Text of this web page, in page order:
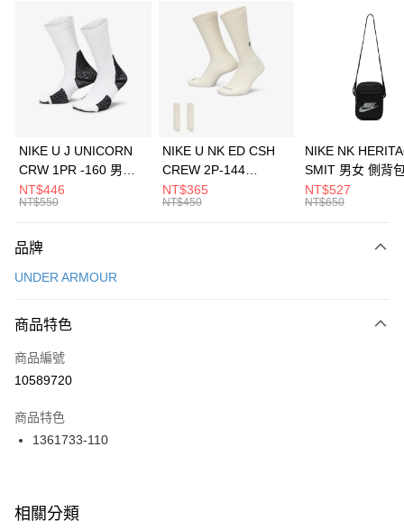
3 期 0 利率 每期 21家銀行
合作金庫商業銀行
第一商業銀行
華南商業銀行
彰化商業銀行
上海商業儲蓄銀行
元大商業銀行
台灣樂天信用卡公司
Apple Pay
全盈+PAY
AFTEE先享後付
【關於「AFTEE先享後付」】
便利好安心！
３．安心：先確認商品／服務後，再付款。
【「AFTEE先享後付」結帳流程】
１．於結帳方式選擇「AFTEE先享後付」後，將跳轉至「AFTEE先享後付」
２．訂單成立數日內，您將收到繳費通知簡訊。
３．收到繳費通知簡訊後14天內，點擊此簡訊中的連結，可透過四大超商／
ATM／網路銀行／等多元方式進行付款，方視為交易完成。
※ 交易是否成功請以「AFTEE先享後付 」之結帳頁面顯示為準，若有關於
是否繳費成功／繳費後需取消欲退款等相關疑問，請聯繫「AFTEE先享後付
運送方式
每筆NT$100，滿NT$1,500(含以上)免運費
宅配
每筆NT$100，滿NT$1,500(含以上)免運費
付款後門市自取
每筆NT$100，滿NT$1,500(含以上)免運費
NIKE U J UNICORN
CRW 1PR -160 男女
中統襪 FZ3393100
NT$446
NT$550
NIKE U NK ED CSH
CREW 2P-144
EMBRDY 男女 短統襪
FZ3073133
NT$365
NT$450
NIKE NK
SMIT 男女 側背
BA5871010
NT$527
NT$650
品牌
UNDER ARMOUR
商品特色
商品編號
10589720
商品特色
1361733-110
相關分類